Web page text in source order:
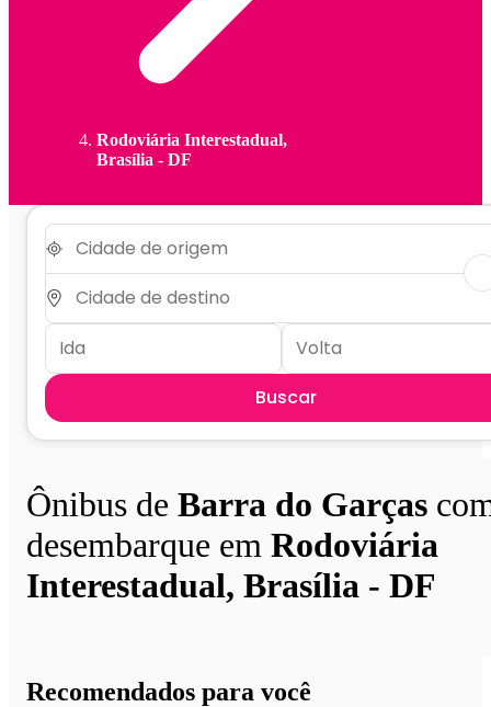
Rodoviária Interestadual,
Brasília - DF
Buscar
Ônibus de Barra do Garças
desembarque em Rodoviária
Interestadual, Brasília - DF
Recomendados para você